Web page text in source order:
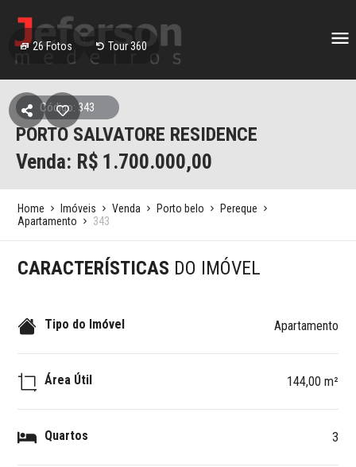
26 Fotos Tour 360
Código: 343
PORTO SALVATORE RESIDENCE
Venda: R$ 1.700.000,00
Home Imóveis Venda Porto belo
Pereque
Apartamento
343
CARACTERÍSTICAS DO IMÓVEL
Tipo do Imóvel Apartamento
Área Útil 144,00 m²
Quartos 3